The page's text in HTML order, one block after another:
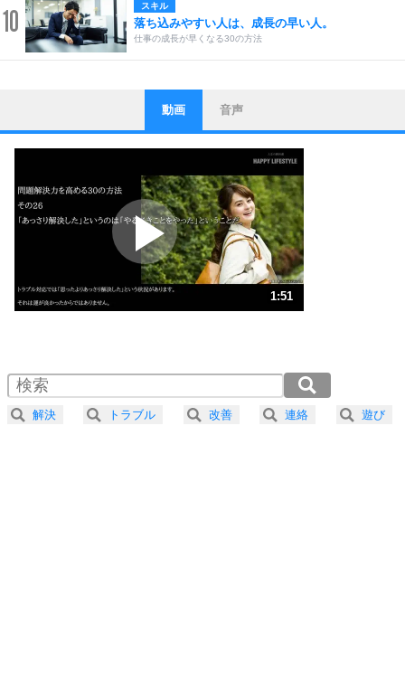
10 スキル
落ち込みやすい人は、成長の早い人。
仕事の成長が早くなる30の方法
1
ストレス対策
他人と比べない。
いっそのこと、他人を見ない。
いらいらしない人になる30の方法
プラス思考
ポジティブになれない原因は、行動しないから。
ポジティブ思考になる30の方法
ストレス対策
人生、なんとかなるもの。
気楽に生きる30の方法
4 器の大きい人は、怒りを優しさで表現する。
動画 音声
1:51
2.0倍速 （218KB 55秒）
2.5倍速 （175KB 44秒）
3.0倍速 （146KB 37秒）
解決 トラブル 改善 連絡 遊び